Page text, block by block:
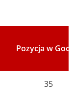
Pozycja w
35